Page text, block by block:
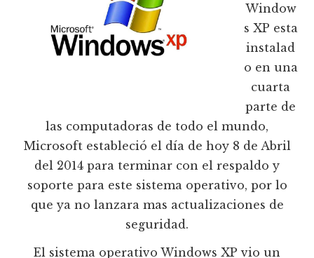
Window
s XP esta
instalad
o en una
cuarta
parte de
las computadoras de todo el mundo,
Microsoft estableció el día de hoy 8 de Abril
del 2014 para terminar con el respaldo y
soporte para este sistema operativo, por lo
que ya no lanzara mas actualizaciones de
seguridad.
El sistema operativo Windows XP vio un